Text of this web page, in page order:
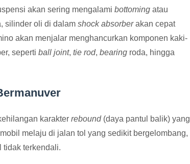
akan sering mengalami bottoming atau
silinder oli di dalam shock absorberakan cepat
akan menjalar menghancurkan komponen kaki-
seperti ball joint, tie rod, bearing roda, hingga
karakter rebound(daya pantul balik) yang
melaju di jalan tol yang sedikit bergelombang,
tidak terkendali.